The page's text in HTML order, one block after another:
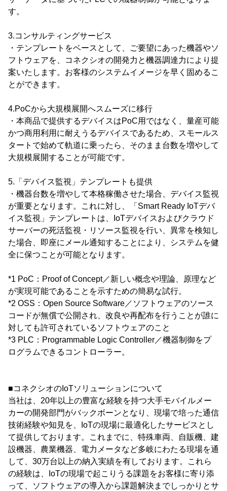
す。
3.コンサルティングサービス
・テンプレートをベースとして、ご要望にあった機器やソ
フトウェアを、コネクシオの開発力と機器調達力により提
案いたします。お客様のシステムイメージを早く固めるこ
とができます。
4.PoCから大規模展開へスムーズに移行
・本商品で提供するデバイスはPoC用ではなく、量産可能
かつ商用利用に耐えうるデバイスであるため、スモールス
タートで始めて軌道に乗ったら、そのまま台数を増やして
大規模展開することが可能です。
5.「デバイス監視」テンプレートも提供
・機器台数を増やして本格稼働させた場合、デバイス監視
が重要となります。これに対し、「Smart Ready IoTデバ
イス監視」テンプレートは、IoTデバイスおよびクラウド
サーバーの死活監視・リソース監視を行い、異常を検知し
た場合、即座にメール通知することにより、システムを健
全に保つことが可能となります。
*1 PoC：Proof of Concept／新しい概念や理論、原理など
が実現可能であることを示すための簡易な試行。
*2 OSS：Open Source Software／ソフトウェアのソース
コードが無償で公開され、改良や再配布を行うことが誰に
対しても許可されているソフトウェアのこと
*3 PLC：Programmable Logic Controller／機器制御をプ
ログラムできるコントローラー。
■コネクシオのIoTソリューションについて
当社は、20年以上の豊富な経験を持つ大手モバイルメー
カーの開発部門がバックボーンとなり、現場で培った通信
技術経験や知見を、IoTの現場に最適化したサービスとし
て提供しております。これまでに、特殊車両、自販機、建
設機器、農業機器、電力メータなど多岐にわたる現場を通
して、30万台以上の納入実績を有しております。これら
の経験は、IoTの現場で起こりうる課題をお客様に寄り添
って、ソフトウェアの導入から課題解決までしっかりとサ